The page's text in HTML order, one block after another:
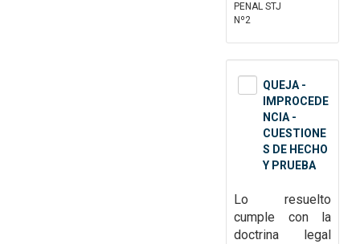
PENAL STJ
Nº2
QUEJA -
IMPROCEDE
NCIA -
CUESTIONE
S DE HECHO
Y PRUEBA
Lo resuelto
cumple con la
doctrina
legal